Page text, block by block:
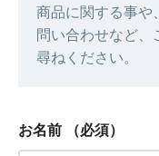
商品に関する事や
問い合わせなど、
尋ねください。
お名前 （必須）